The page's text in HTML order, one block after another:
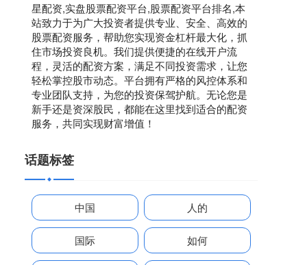
星配资,实盘股票配资平台,股票配资平台排名,本
站致力于为广大投资者提供专业、安全、高效的
股票配资服务，帮助您实现资金杠杆最大化，抓
住市场投资良机。我们提供便捷的在线开户流
程，灵活的配资方案，满足不同投资需求，让您
轻松掌控股市动态。平台拥有严格的风控体系和
专业团队支持，为您的投资保驾护航。无论您是
新手还是资深股民，都能在这里找到适合的配资
服务，共同实现财富增值！
话题标签
中国 人的
国际 如何